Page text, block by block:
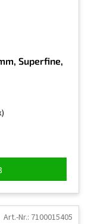
Superfine,
Art.-Nr.: 7100015405